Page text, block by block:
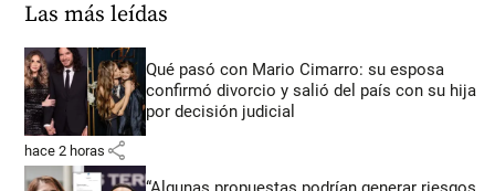
Las más leídas
Qué pasó con Mario Cimarro: su esposa
confirmó divorcio y salió del país con su hija
por decisión judicial
hace 2 horas share